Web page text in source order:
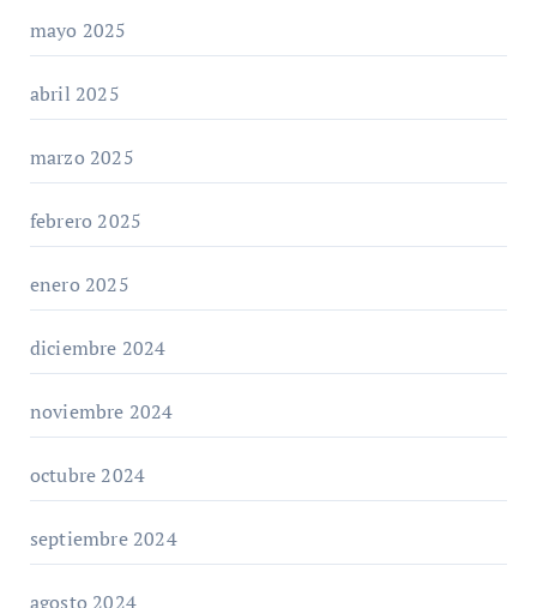
mayo 2025
abril 2025
marzo 2025
febrero 2025
enero 2025
diciembre 2024
noviembre 2024
octubre 2024
septiembre 2024
agosto 2024